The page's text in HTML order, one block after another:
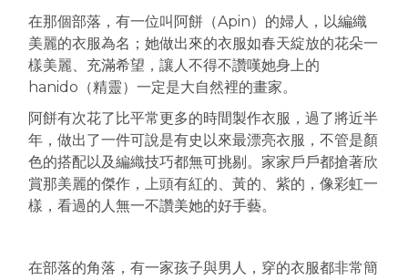
在那個部落，有一位叫阿餅（Apin）的婦人，以編織
美麗的衣服為名；她做出來的衣服如春天綻放的花朵一
樣美麗、充滿希望，讓人不得不讚嘆她身上的
hanido（精靈）一定是大自然裡的畫家。
阿餅有次花了比平常更多的時間製作衣服，過了將近半
年，做出了一件可說是有史以來最漂亮衣服，不管是顏
色的搭配以及編織技巧都無可挑剔。家家戶戶都搶著欣
賞那美麗的傑作，上頭有紅的、黃的、紫的，像彩虹一
樣，看過的人無一不讚美她的好手藝。
在部落的角落，有一家孩子與男人，穿的衣服都非常簡